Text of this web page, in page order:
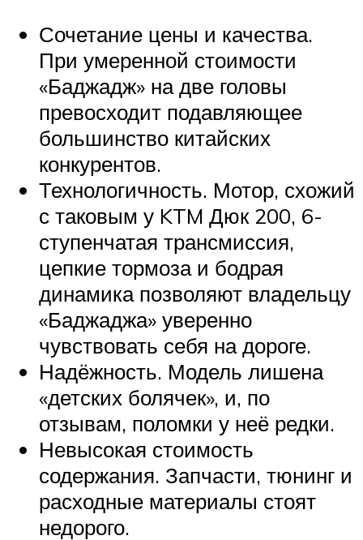
Сочетание цены и качества.
При умеренной стоимости
«Баджадж» на две головы
превосходит подавляющее
большинство китайских
конкурентов.
Технологичность. Мотор, схожий
с таковым у KTM Дюк 200, 6-
ступенчатая трансмиссия,
цепкие тормоза и бодрая
динамика позволяют владельцу
«Баджаджа» уверенно
чувствовать себя на дороге.
Надёжность. Модель лишена
«детских болячек», и, по
отзывам, поломки у неё редки.
Невысокая стоимость
содержания. Запчасти, тюнинг и
расходные материалы стоят
недорого.